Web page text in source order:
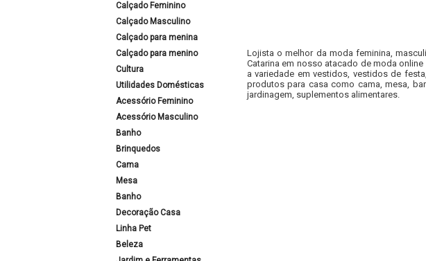
Calçado Feminino
Calçado Masculino
Calçado para menina
Calçado para menino
Cultura
Utilidades Domésticas
Acessório Feminino
Acessório Masculino
Banho
Brinquedos
Cama
Mesa
Banho
Decoração Casa
Linha Pet
Beleza
Lojista o melhor da moda feminina,
Catarina em nosso atacado de moda
a variedade em vestidos, vestidos de
produtos para casa como cama, mesa,
jardinagem, suplementos alimentares.